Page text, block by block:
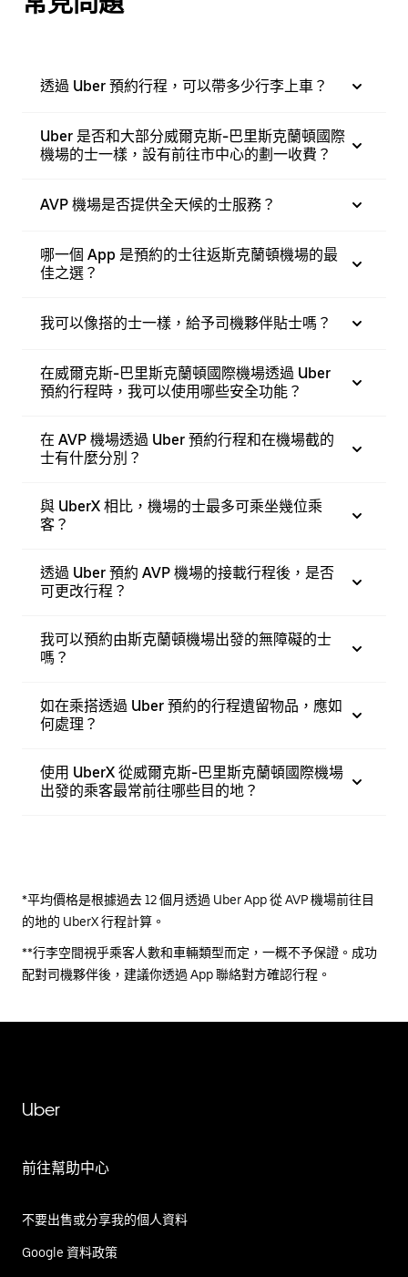
透過 Uber 預約行程，可以帶多少行李上車？
Uber 是否和大部分威爾克斯-巴里斯克蘭頓國際
機場的士一樣，設有前往市中心的劃一收費？
AVP 機場是否提供全天候的士服務？
哪一個 App 是預約的士往返斯克蘭頓機場的最
佳之選？
我可以像搭的士一樣，給予司機夥伴貼士嗎？
在威爾克斯-巴里斯克蘭頓國際機場透過 Uber
預約行程時，我可以使用哪些安全功能？
在 AVP 機場透過 Uber 預約行程和在機場截的
士有什麼分別？
與 UberX 相比，機場的士最多可乘坐幾位乘
客？
透過 Uber 預約 AVP 機場的接載行程後，是否
可更改行程？
我可以預約由斯克蘭頓機場出發的無障礙的士
嗎？
如在乘搭透過 Uber 預約的行程遺留物品，應如
何處理？
使用 UberX 從威爾克斯-巴里斯克蘭頓國際機場
出發的乘客最常前往哪些目的地？
*平均價格是根據過去 12 個月透過 Uber App 從 AVP 機場前往目
的地的 UberX 行程計算。
**行李空間視乎乘客人數和車輛類型而定，一概不予保證。成功
配對司機夥伴後，建議你透過 App 聯絡對方確認行程。
Uber
前往幫助中心
不要出售或分享我的個人資料
Google 資料政策